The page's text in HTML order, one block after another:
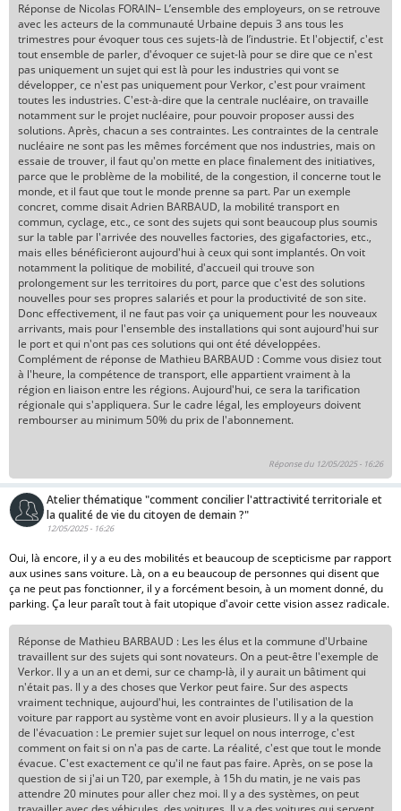
Réponse de Nicolas FORAIN– L’ensemble des employeurs, on se retrouve
avec les acteurs de la communauté Urbaine depuis 3 ans tous les
trimestres pour évoquer tous ces sujets-là de l’industrie. Et l'objectif, c'est
tout ensemble de parler, d'évoquer ce sujet-là pour se dire que ce n'est
pas uniquement un sujet qui est là pour les industries qui vont se
développer, ce n'est pas uniquement pour Verkor, c'est pour vraiment
toutes les industries. C'est-à-dire que la centrale nucléaire, on travaille
notamment sur le projet nucléaire, pour pouvoir proposer aussi des
solutions. Après, chacun a ses contraintes. Les contraintes de la centrale
nucléaire ne sont pas les mêmes forcément que nos industries, mais on
essaie de trouver, il faut qu'on mette en place finalement des initiatives,
parce que le problème de la mobilité, de la congestion, il concerne tout le
monde, et il faut que tout le monde prenne sa part. Par un exemple
concret, comme disait Adrien BARBAUD, la mobilité transport en
commun, cyclage, etc., ce sont des sujets qui sont beaucoup plus soumis
sur la table par l'arrivée des nouvelles factories, des gigafactories, etc.,
mais elles bénéficieront aujourd'hui à ceux qui sont implantés. On voit
notamment la politique de mobilité, d'accueil qui trouve son
prolongement sur les territoires du port, parce que c'est des solutions
nouvelles pour ses propres salariés et pour la productivité de son site.
Donc effectivement, il ne faut pas voir ça uniquement pour les nouveaux
arrivants, mais pour l'ensemble des installations qui sont aujourd'hui sur
le port et qui n'ont pas ces solutions qui ont été développées.
Complément de réponse de Mathieu BARBAUD : Comme vous disiez tout
à l'heure, la compétence de transport, elle appartient vraiment à la
région en liaison entre les régions. Aujourd'hui, ce sera la tarification
régionale qui s'appliquera. Sur le cadre légal, les employeurs doivent
rembourser au minimum 50% du prix de l'abonnement.
Réponse du 12/05/2025 - 16:26
Atelier thématique "comment concilier l'attractivité territoriale et
la qualité de vie du citoyen de demain ?"
12/05/2025 - 16:26
Oui, là encore, il y a eu des mobilités et beaucoup de scepticisme par rapport
aux usines sans voiture. Là, on a eu beaucoup de personnes qui disent que
ça ne peut pas fonctionner, il y a forcément besoin, à un moment donné, du
parking. Ça leur paraît tout à fait utopique d'avoir cette vision assez radicale.
Réponse de Mathieu BARBAUD : Les les élus et la commune d'Urbaine
travaillent sur des sujets qui sont novateurs. On a peut-être l'exemple de
Verkor. Il y a un an et demi, sur ce champ-là, il y aurait un bâtiment qui
n'était pas. Il y a des choses que Verkor peut faire. Sur des aspects
vraiment technique, aujourd'hui, les contraintes de l'utilisation de la
voiture par rapport au système vont en avoir plusieurs. Il y a la question
de l'évacuation : Le premier sujet sur lequel on nous interroge, c'est
comment on fait si on n'a pas de carte. La réalité, c'est que tout le monde
évacue. C'est exactement ce qu'il ne faut pas faire. Après, on se pose la
question de si j'ai un T20, par exemple, à 15h du matin, je ne vais pas
attendre 20 minutes pour aller chez moi. Il y a des systèmes, on peut